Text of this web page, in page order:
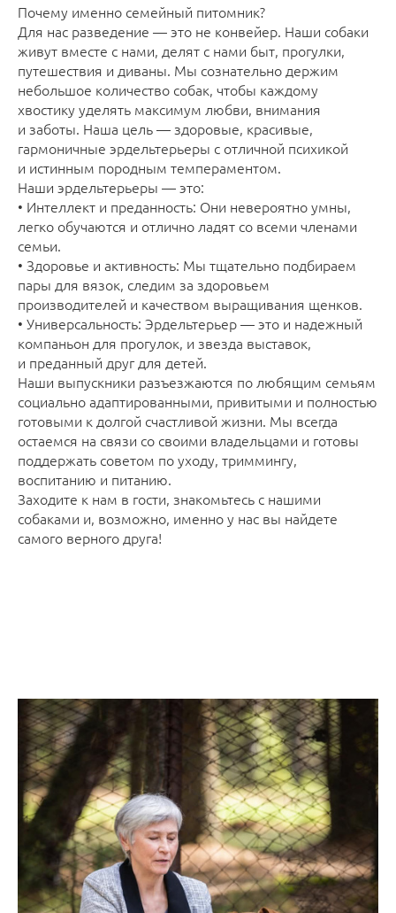
Почему именно семейный питомник?
Для нас разведение — это не конвейер. Наши собаки
живут вместе с нами, делят с нами быт, прогулки,
путешествия и диваны. Мы сознательно держим
небольшое количество собак, чтобы каждому
хвостику уделять максимум любви, внимания
и заботы. Наша цель — здоровые, красивые,
гармоничные эрдельтерьеры с отличной психикой
и истинным породным темпераментом.
Наши эрдельтерьеры — это:
• Интеллект и преданность: Они невероятно умны,
легко обучаются и отлично ладят со всеми членами
семьи.
• Здоровье и активность: Мы тщательно подбираем
пары для вязок, следим за здоровьем
производителей и качеством выращивания щенков.
• Универсальность: Эрдельтерьер — это и надежный
компаньон для прогулок, и звезда выставок,
и преданный друг для детей.
Наши выпускники разъезжаются по любящим семьям
социально адаптированными, привитыми и полностью
готовыми к долгой счастливой жизни. Мы всегда
остаемся на связи со своими владельцами и готовы
поддержать советом по уходу, триммингу,
воспитанию и питанию.
Заходите к нам в гости, знакомьтесь с нашими
собаками и, возможно, именно у нас вы найдете
самого верного друга!